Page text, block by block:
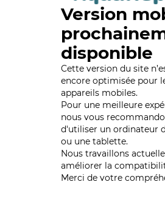
Version
disponible
Cette version du site
encore optimisée pour
appareils mobiles.
Pour une meilleure
nous vous
d'utiliser un ordinateur
ou une tablette.
Nous travaillons
améliorer la
Merci de votre